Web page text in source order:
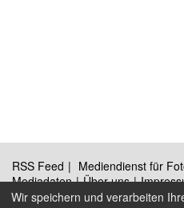
RSS Feed
Mediendienst für
Mediadaten
Über uns
Kontakt
Wir speichern und verarbeiten